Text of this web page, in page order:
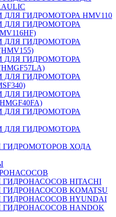
ДЛЯ ГИДРОМОТОРА HMV110
ДЛЯ ГИДРОМОТОРА
ДЛЯ ГИДРОМОТОРА
ДЛЯ ГИДРОМОТОРА
ДЛЯ ГИДРОМОТОРА
ДЛЯ ГИДРОМОТОРА
ДЛЯ ГИДРОМОТОРА
ДЛЯ ГИДРОМОТОРА
ГИДРОМОТОРОВ ХОДА
HITACHI
KOMATSU
HYUNDAI
HANDOK